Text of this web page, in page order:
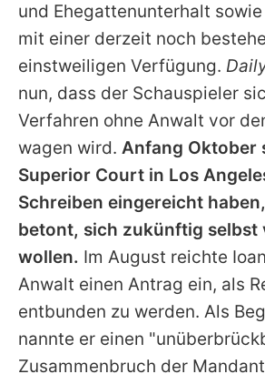
Impressum
Utiq verwalten
und Ehegattenunterhalt
mit einer derzeit noch
einstweiligen Verfügung.
nun, dass der Schauspieler
Verfahren ohne Anwalt vor
wagen wird. Anfang Oktober
Superior Court in Los
Schreiben eingereicht
betont, sich zukünftig selbst
wollen. Im August reichte
Anwalt einen Antrag ein, als
entbunden zu werden. Als
nannte er einen
Zusammenbruch der